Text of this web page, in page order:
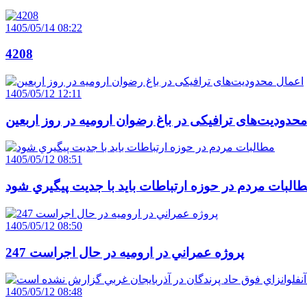
1405/05/14 08:22
4208
1405/05/12 12:11
ترافیکی در باغ رضوان ارومیه در روز اربعین
1405/05/12 08:51
مردم در حوزه ارتباطات بايد با جديت پيگيري شود
1405/05/12 08:50
247 پروژه عمراني در اروميه در حال اجراست
1405/05/12 08:48